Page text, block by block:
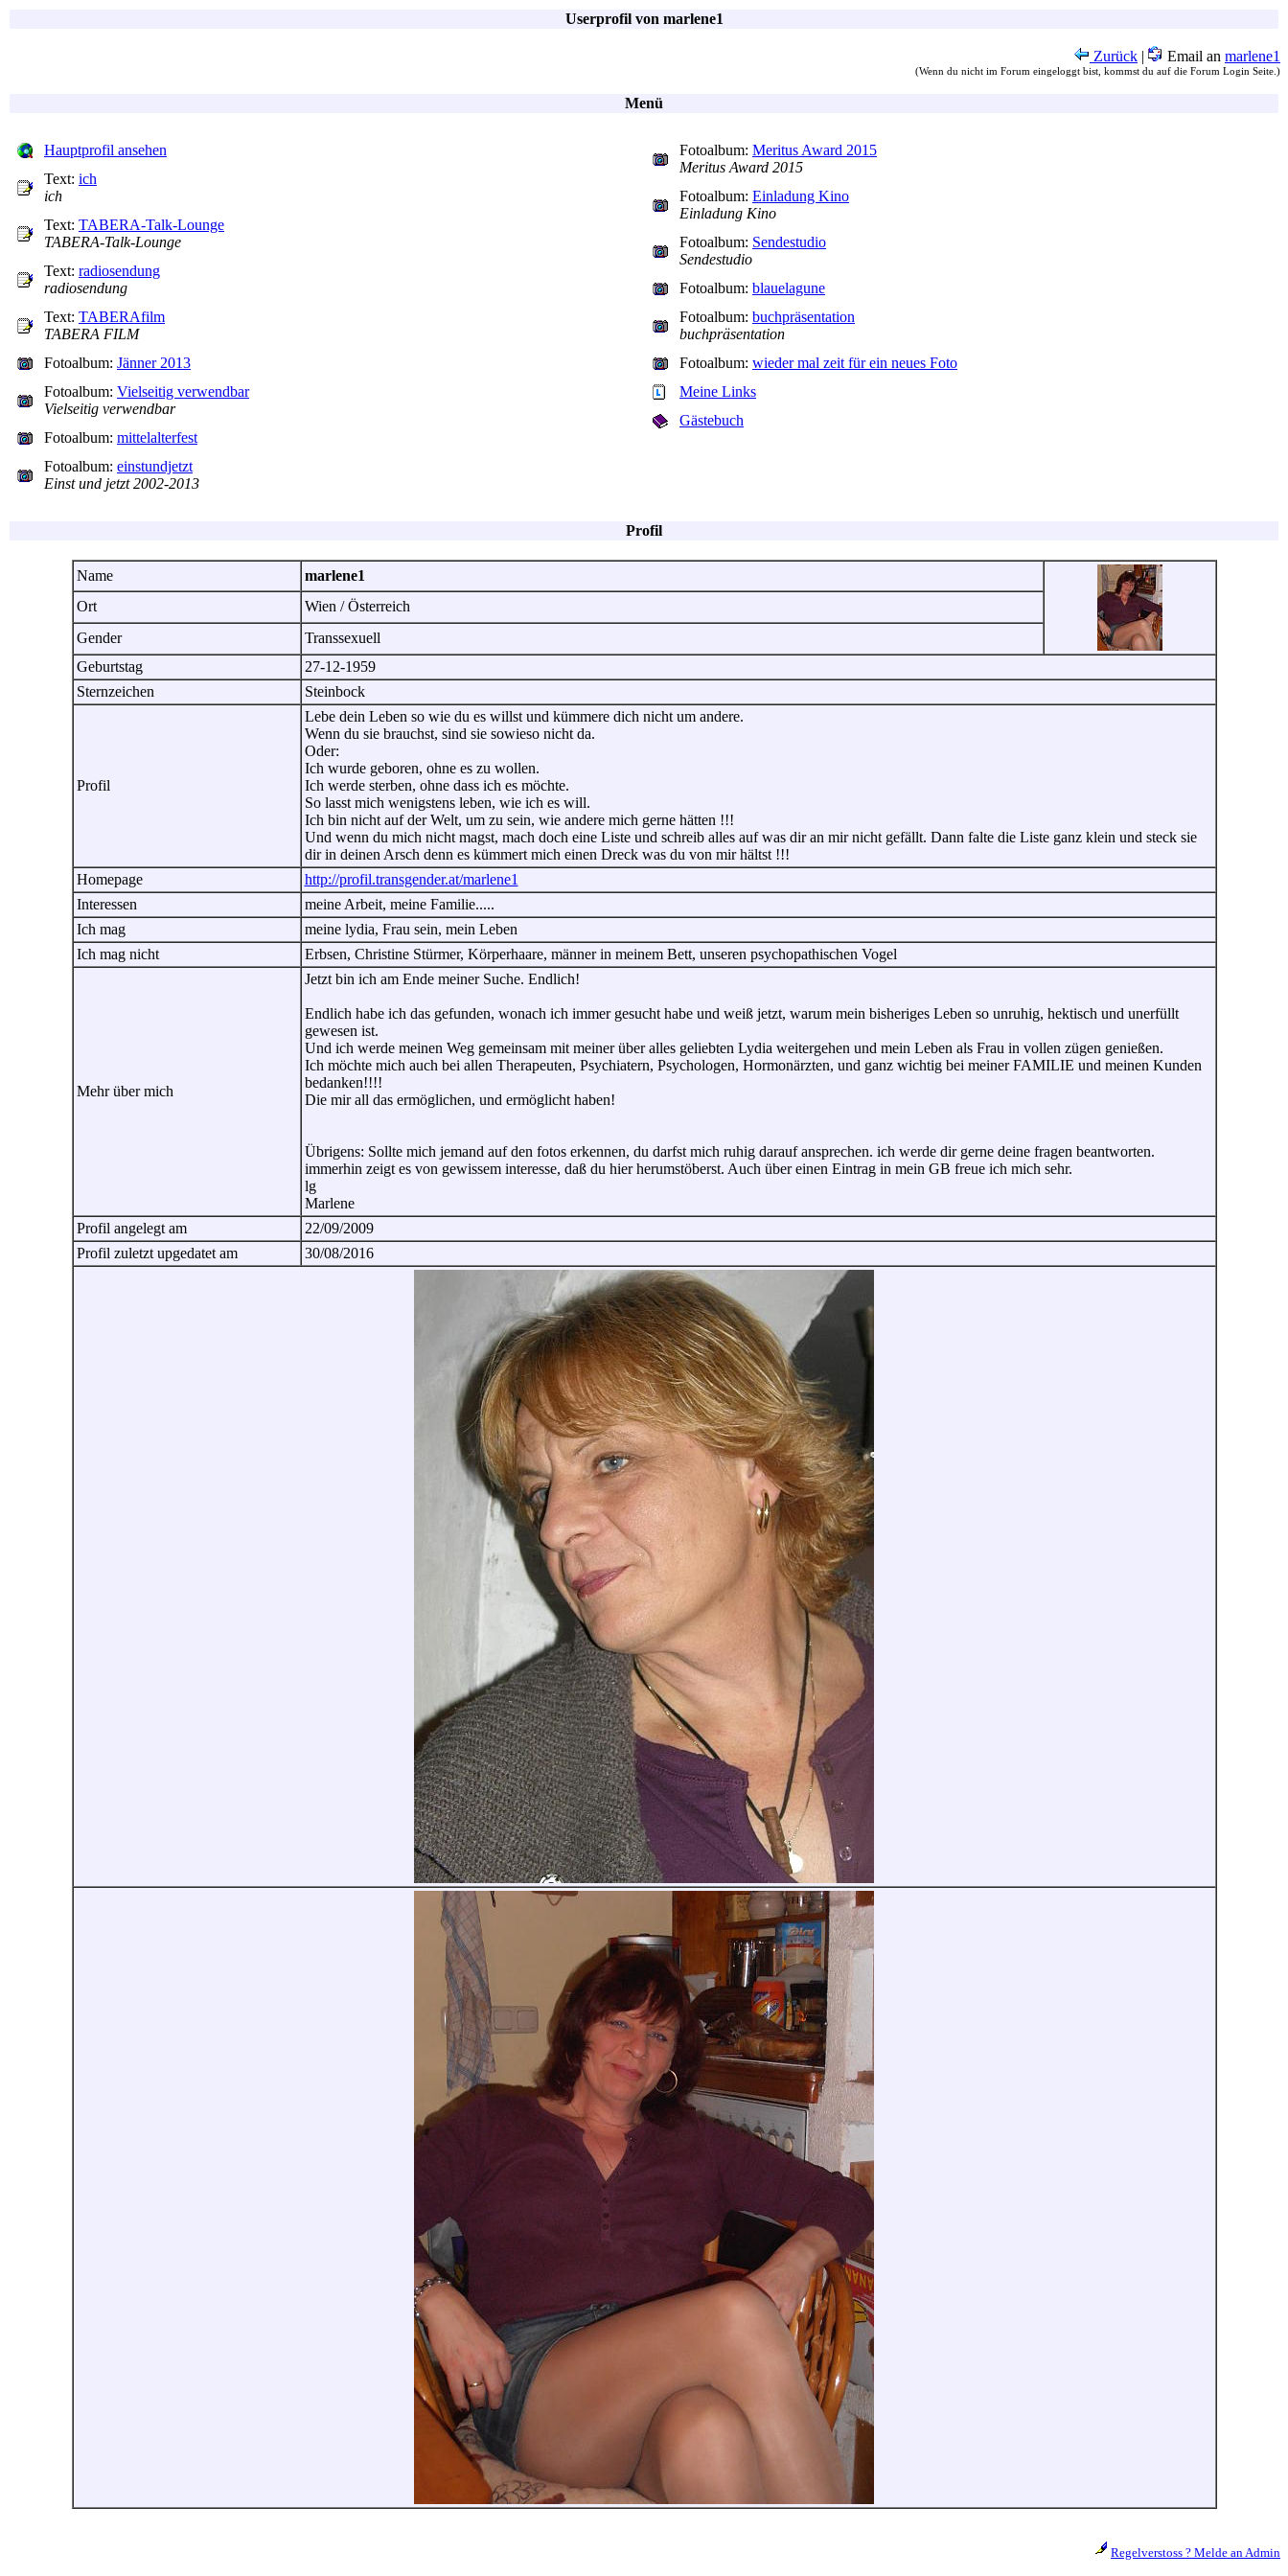
Userprofil von marlene1
Zurück | Email an marlene1
(Wenn du nicht im Forum eingeloggt bist, kommst du auf die Forum Login Seite.)
Menü
Hauptprofil ansehen
Text: ich
ich
Text: TABERA-Talk-Lounge
TABERA-Talk-Lounge
Text: radiosendung
radiosendung
Text: TABERAfilm
TABERA FILM
Fotoalbum: Jänner 2013
Fotoalbum: Vielseitig verwendbar
Vielseitig verwendbar
Fotoalbum: mittelalterfest
Fotoalbum: einstundjetzt
Einst und jetzt 2002-2013
Fotoalbum: Meritus Award 2015
Meritus Award 2015
Fotoalbum: Einladung Kino
Einladung Kino
Fotoalbum: Sendestudio
Sendestudio
Fotoalbum: blauelagune
Fotoalbum: buchpräsentation
buchpräsentation
Fotoalbum: wieder mal zeit für ein neues Foto
Meine Links
Gästebuch
Profil
Name
marlene1
Ort
Wien / Österreich
Gender
Transsexuell
Geburtstag
27-12-1959
Sternzeichen
Steinbock
Profil
Lebe dein Leben so wie du es willst und kümmere dich nicht um andere.
Wenn du sie brauchst, sind sie sowieso nicht da.
Oder:
Ich wurde geboren, ohne es zu wollen.
Ich werde sterben, ohne dass ich es möchte.
So lasst mich wenigstens leben, wie ich es will.
Ich bin nicht auf der Welt, um zu sein, wie andere mich gerne hätten !!!
Und wenn du mich nicht magst, mach doch eine Liste und schreib alles auf was dir an mir nicht gefällt. Dann falte die Liste ganz klein und steck sie
dir in deinen Arsch denn es kümmert mich einen Dreck was du von mir hältst !!!
Homepage
http://profil.transgender.at/marlene1
Interessen
meine Arbeit, meine Familie.....
Ich mag
meine lydia, Frau sein, mein Leben
Ich mag nicht
Erbsen, Christine Stürmer, Körperhaare, männer in meinem Bett, unseren psychopathischen Vogel
Mehr über mich
Jetzt bin ich am Ende meiner Suche. Endlich!
Endlich habe ich das gefunden, wonach ich immer gesucht habe und weiß jetzt, warum mein bisheriges Leben so unruhig, hektisch und unerfüllt
gewesen ist.
Und ich werde meinen Weg gemeinsam mit meiner über alles geliebten Lydia weitergehen und mein Leben als Frau in vollen zügen genießen.
Ich möchte mich auch bei allen Therapeuten, Psychiatern, Psychologen, Hormonärzten, und ganz wichtig bei meiner FAMILIE und meinen Kunden
bedanken!!!!
Die mir all das ermöglichen, und ermöglicht haben!
Übrigens: Sollte mich jemand auf den fotos erkennen, du darfst mich ruhig darauf ansprechen. ich werde dir gerne deine fragen beantworten.
immerhin zeigt es von gewissem interesse, daß du hier herumstöberst. Auch über einen Eintrag in mein GB freue ich mich sehr.
lg
Marlene
Profil angelegt am
22/09/2009
Profil zuletzt upgedatet am
30/08/2016
Regelverstoss ? Melde an Admin